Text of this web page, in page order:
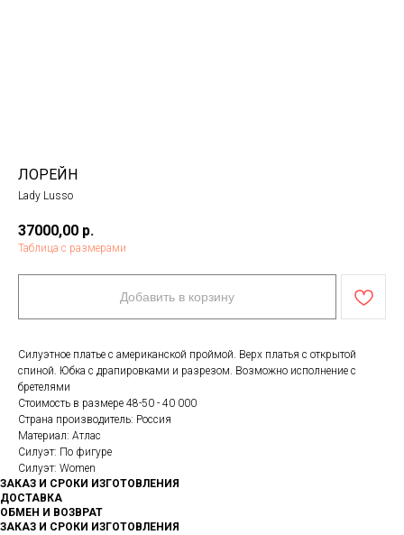
ЛОРЕЙН
Lady Lusso
37000,00 р.
Таблица с размерами
Добавить в корзину
Силуэтное платье с американской проймой. Верх платья с открытой
спиной. Юбка с драпировками и разрезом. Возможно исполнение с
бретелями
Стоимость в размере 48-50 - 40 000
Страна производитель: Россия
Материал: Атлас
Силуэт: По фигуре
Силуэт: Women
ЗАКАЗ И СРОКИ ИЗГОТОВЛЕНИЯ
ДОСТАВКА
ОБМЕН И ВОЗВРАТ
ЗАКАЗ И СРОКИ ИЗГОТОВЛЕНИЯ